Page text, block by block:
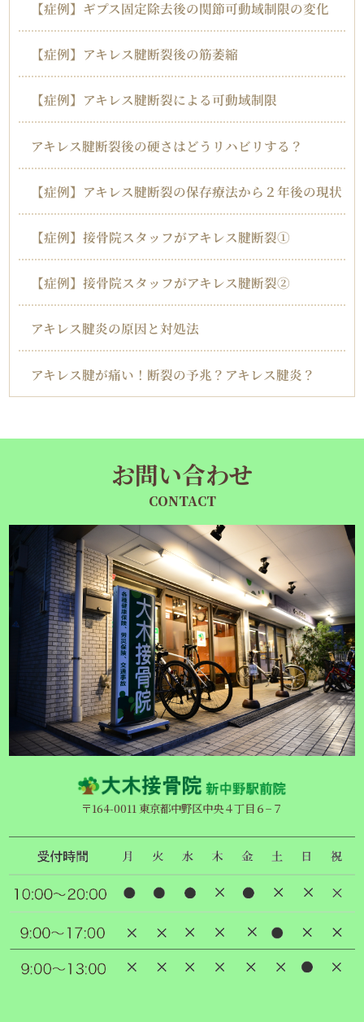
【症例】ギプス固定除去後の関節可動域制限の変化
【症例】アキレス腱断裂後の筋萎縮
【症例】アキレス腱断裂による可動域制限
アキレス腱断裂後の硬さはどうリハビリする？
【症例】アキレス腱断裂の保存療法から２年後の現状
【症例】接骨院スタッフがアキレス腱断裂①
【症例】接骨院スタッフがアキレス腱断裂②
アキレス腱炎の原因と対処法
アキレス腱が痛い！断裂の予兆？アキレス腱炎？
お問い合わせ
CONTACT
〒164-0011 東京都中野区中央４丁目６−７